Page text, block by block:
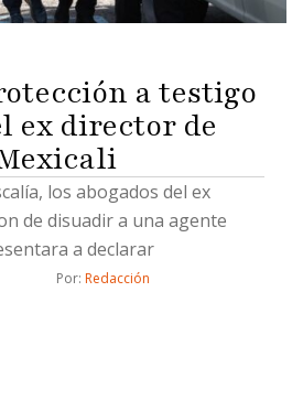
a testigo
ex director de
los abogados del ex
de disuadir a una agente
a declarar
Por: Redacción